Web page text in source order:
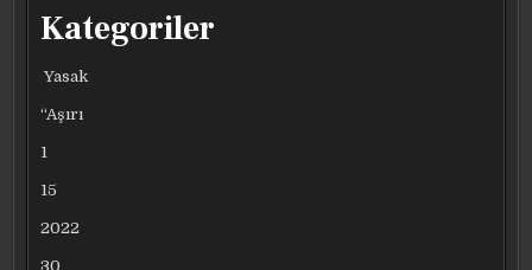
Kategoriler
Yasak
“Aşırı
1
15
2022
30